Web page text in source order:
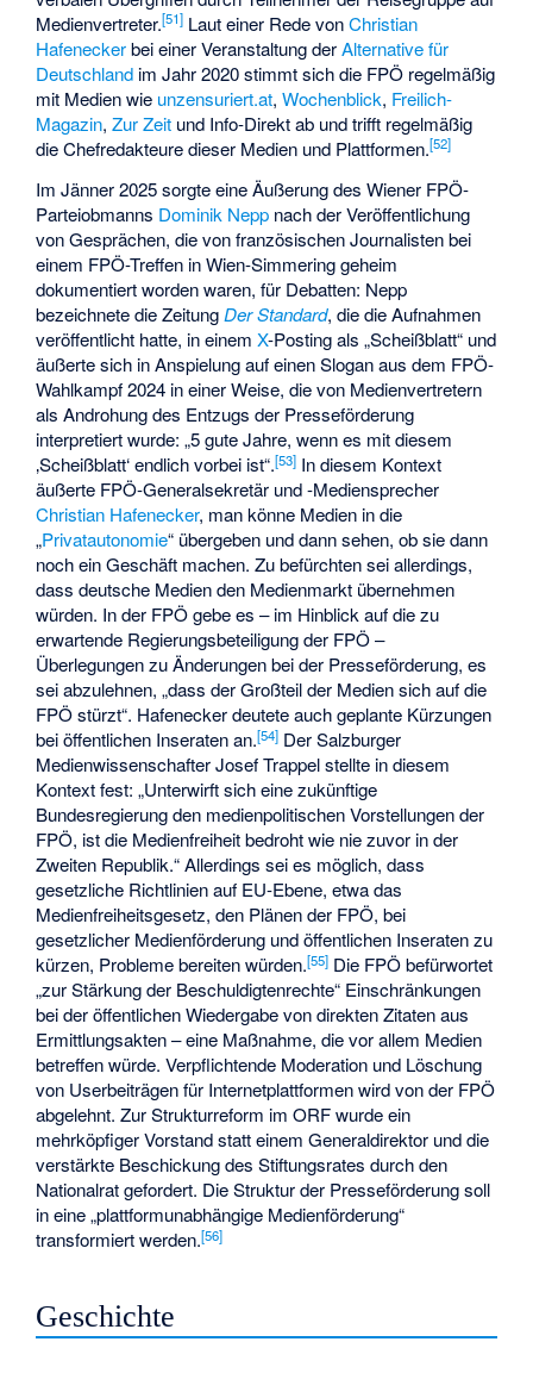
Medienvertreter.[51] Laut einer Rede vonChristian
Hafeneckerbei einer Veranstaltung derAlternative für
Deutschland im Jahr 2020 stimmt sich die FPÖ regelmäßig
mit Medien wie unzensuriert.at,Wochenblick, Freilich-
Magazin,Zur Zeit und Info-Direktab und trifft regelmäßig
die Chefredakteure dieser Medien und Plattformen.[52]
Im Jänner 2025 sorgte eine Äußerung des Wiener FPÖ-
Parteiobmanns Dominik Nepp nach der Veröffentlichung
von Gesprächen, die von französischen Journalisten bei
einem FPÖ-Treffen in Wien-Simmering geheim
dokumentiert worden waren, für Debatten: Nepp
bezeichnete die ZeitungDer Standard, die die Aufnahmen
veröffentlicht hatte, in einemX-Posting als „Scheißblatt“ und
äußerte sich in Anspielung auf einen Slogan aus dem FPÖ-
Wahlkampf 2024 in einer Weise, die von Medienvertretern
als Androhung des Entzugs der Presseförderung
interpretiert wurde: „5 gute Jahre, wenn es mit diesem
‚Scheißblatt‘ endlich vorbei ist“.[53] In diesem Kontext
äußerte FPÖ-Generalsekretär und -Mediensprecher
Christian Hafenecker, man könne Medien in die
„Privatautonomie“ übergeben und dann sehen, ob sie dann
noch ein Geschäft machen. Zu befürchten sei allerdings,
dass deutsche Medien den Medienmarkt übernehmen
würden. In der FPÖ gebe es – im Hinblick auf die zu
erwartende Regierungsbeteiligung der FPÖ –
Überlegungen zu Änderungen bei der Presseförderung, es
sei abzulehnen, „dass der Großteil der Medien sich auf die
FPÖ stürzt“. Hafenecker deutete auch geplante Kürzungen
bei öffentlichen Inseraten an.[54] Der Salzburger
Medienwissenschafter Josef Trappel stellte in diesem
Kontext fest: „Unterwirft sich eine zukünftige
Bundesregierung den medienpolitischen Vorstellungen der
FPÖ, ist die Medienfreiheit bedroht wie nie zuvor in der
Zweiten Republik.“ Allerdings sei es möglich, dass
gesetzliche Richtlinien auf EU-Ebene, etwa das
Medienfreiheitsgesetz, den Plänen der FPÖ, bei
gesetzlicher Medienförderung und öffentlichen Inseraten zu
kürzen, Probleme bereiten würden.[55] Die FPÖ befürwortet
„zur Stärkung der Beschuldigtenrechte“ Einschränkungen
bei der öffentlichen Wiedergabe von direkten Zitaten aus
Ermittlungsakten – eine Maßnahme, die vor allem Medien
betreffen würde. Verpflichtende Moderation und Löschung
von Userbeiträgen für Internetplattformen wird von der FPÖ
abgelehnt. Zur Strukturreform im ORF wurde ein
mehrköpfiger Vorstand statt einem Generaldirektor und die
verstärkte Beschickung des Stiftungsrates durch den
Nationalrat gefordert. Die Struktur der Presseförderung soll
in eine „plattformunabhängige Medienförderung“
transformiert werden.[56]
Geschichte